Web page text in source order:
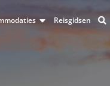
Reisgidsen